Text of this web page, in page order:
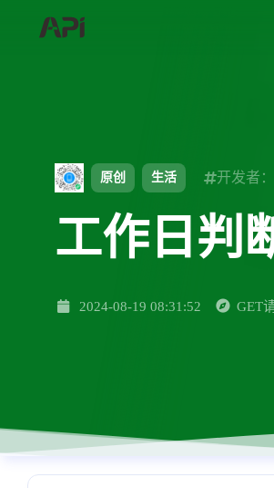
原创 生活 开发者
工作日判
2024-08-19 08:31:52 GET